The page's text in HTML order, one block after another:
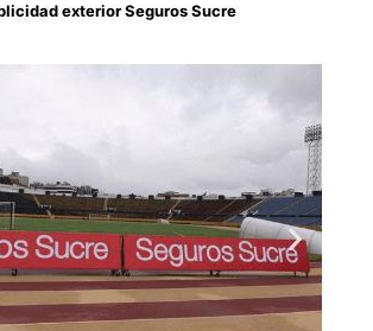
exterior Seguros Sucre